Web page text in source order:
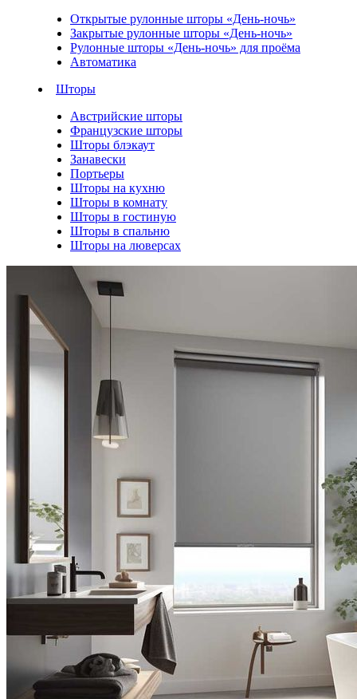
Открытые рулонные шторы «День-ночь»
Закрытые рулонные шторы «День-ночь»
Рулонные шторы «День-ночь» для проёма
Автоматика
Шторы
Австрийские шторы
Французские шторы
Шторы блэкаут
Занавески
Портьеры
Шторы на кухню
Шторы в комнату
Шторы в гостиную
Шторы в спальню
Шторы на люверсах